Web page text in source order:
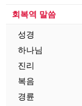
회복역 말씀
성경
하나님
진리
복음
경륜